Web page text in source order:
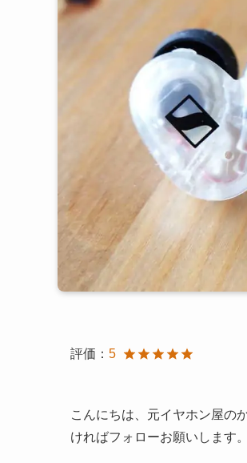
評価： 5
こんにちは、元イヤホン屋の
ければフォローお願いします。